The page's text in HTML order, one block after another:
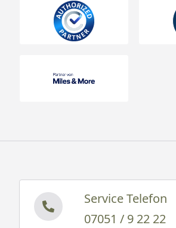
Service Telefon
07051 / 9 22 22